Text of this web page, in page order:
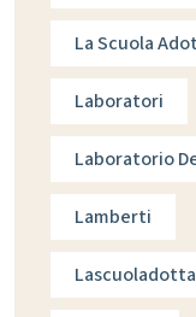
La Scuola
Laboratori
Laboratorio
Lamberti